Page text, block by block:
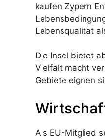
kaufen Zypern
Lebensqualität
Die Insel bietet
Vielfalt macht
Gebiete eignen
Als EU-Mitglied